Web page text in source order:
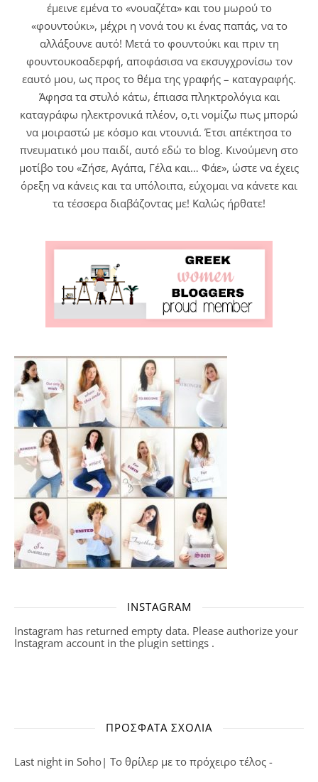
έμεινε εμένα το «νουαζέτα» και του μωρού το
«φουντούκι», μέχρι η νονά του κι ένας παπάς, να το
αλλάξουνε αυτό! Μετά το φουντούκι και πριν τη
φουντουκοαδερφή, αποφάσισα να εκσυγχρονίσω τον
εαυτό μου, ως προς το θέμα της γραφής – καταγραφής.
Άφησα τα στυλό κάτω, έπιασα πληκτρολόγια και
καταγράφω ηλεκτρονικά πλέον, ο,τι νομίζω πως μπορώ
να μοιραστώ με κόσμο και ντουνιά. Έτσι απέκτησα το
πνευματικό μου παιδί, αυτό εδώ το blog. Κινούμενη στο
μοτίβο του «Ζήσε, Αγάπα, Γέλα και… Φάε», ώστε να έχεις
όρεξη να κάνεις και τα υπόλοιπα, εύχομαι να κάνετε και
τα τέσσερα διαβάζοντας με! Καλώς ήρθατε!
INSTAGRAM
Instagram has returned empty data. Please authorize your
Instagram account in the plugin settings .
ΠΡΌΣΦΑΤΑ ΣΧΌΛΙΑ
Last night in Soho| Το θρίλερ με το πρόχειρο τέλος -